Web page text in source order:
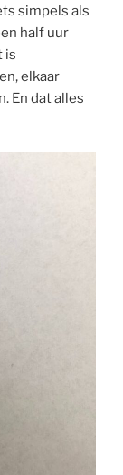
simpels als
half uur
is
elkaar
En dat alles